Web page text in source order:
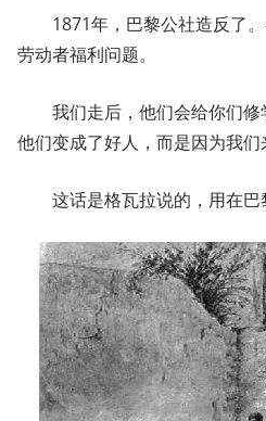
1871年，巴黎公社造反了
劳动者福利问题。
我们走后，他们会给你们
他们变成了好人，而是因为我们
这话是格瓦拉说的，用在巴